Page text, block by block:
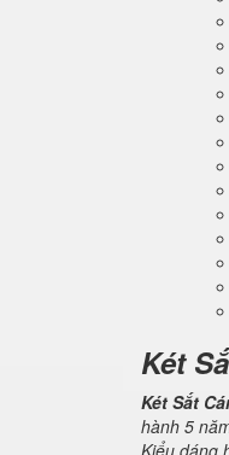
Két
Két Sắt
hành 5
Kiểu dáng